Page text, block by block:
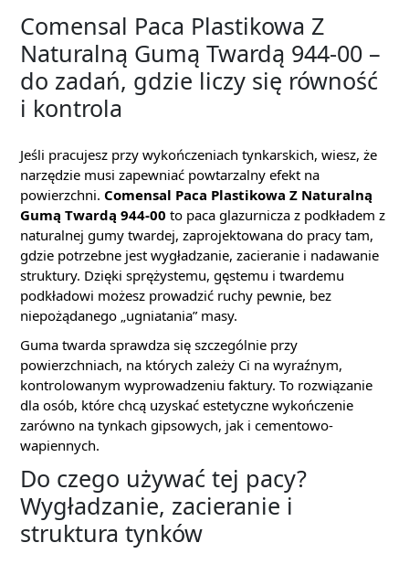
Comensal Paca Plastikowa Z
Naturalną Gumą Twardą 944-00 –
do zadań, gdzie liczy się równość
i kontrola
Jeśli pracujesz przy wykończeniach tynkarskich, wiesz, że
narzędzie musi zapewniać powtarzalny efekt na
powierzchni. Comensal Paca Plastikowa Z Naturalną
Gumą Twardą 944-00 to paca glazurnicza z podkładem z
naturalnej gumy twardej, zaprojektowana do pracy tam,
gdzie potrzebne jest wygładzanie, zacieranie i nadawanie
struktury. Dzięki sprężystemu, gęstemu i twardemu
podkładowi możesz prowadzić ruchy pewnie, bez
niepożądanego „ugniatania” masy.
Guma twarda sprawdza się szczególnie przy
powierzchniach, na których zależy Ci na wyraźnym,
kontrolowanym wyprowadzeniu faktury. To rozwiązanie
dla osób, które chcą uzyskać estetyczne wykończenie
zarówno na tynkach gipsowych, jak i cementowo-
wapiennych.
Do czego używać tej pacy?
Wygładzanie, zacieranie i
struktura tynków